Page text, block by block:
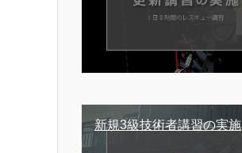
新規3級技術者講習の実施